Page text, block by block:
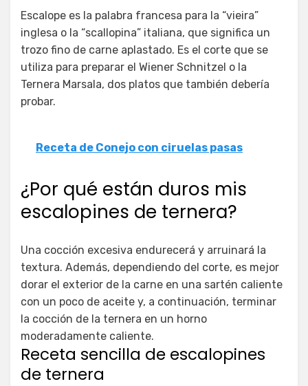
Escalope es la palabra francesa para la “vieira”
inglesa o la “scallopina” italiana, que significa un
trozo fino de carne aplastado. Es el corte que se
utiliza para preparar el Wiener Schnitzel o la
Ternera Marsala, dos platos que también debería
probar.
Receta de Conejo con ciruelas pasas
¿Por qué están duros mis
escalopines de ternera?
Una cocción excesiva endurecerá y arruinará la
textura. Además, dependiendo del corte, es mejor
dorar el exterior de la carne en una sartén caliente
con un poco de aceite y, a continuación, terminar
la cocción de la ternera en un horno
moderadamente caliente.
Receta sencilla de escalopines
de ternera